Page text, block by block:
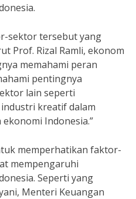
sektor tersebut yang
Prof. Rizal Ramli, ekonom
memahami peran
pentingnya
lain seperti
kreatif dalam
Indonesia.”
memperhatikan faktor-
mempengaruhi
Seperti yang
Menteri Keuangan